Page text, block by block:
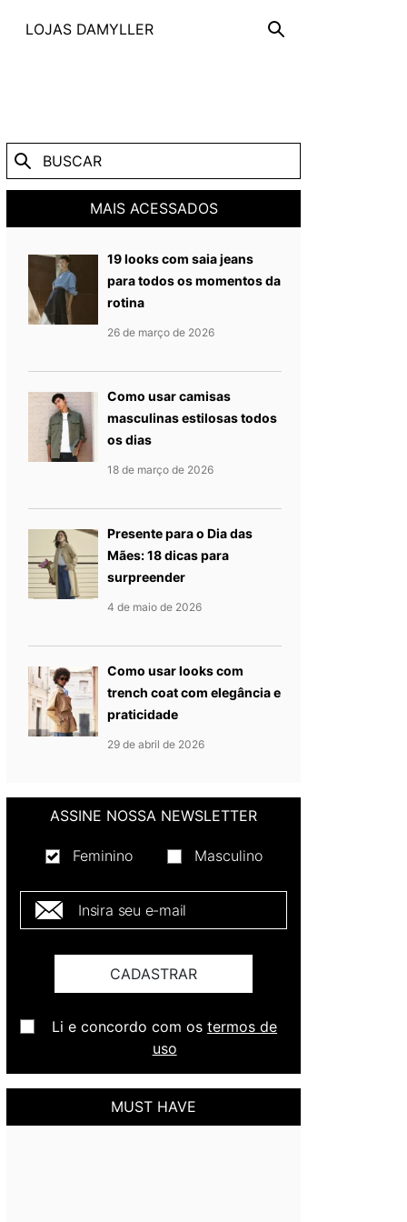
LOJAS DAMYLLER
MAIS ACESSADOS
19 looks com saia jeans
para todos os momentos da
rotina
Publicado em
26 de março de 2026
Como usar camisas
masculinas estilosas todos
os dias
Publicado em
18 de março de 2026
Presente para o Dia das
Mães: 18 dicas para
surpreender
Publicado em
4 de maio de 2026
Como usar looks com
trench coat com elegância e
praticidade
Publicado em
29 de abril de 2026
ASSINE NOSSA NEWSLETTER
Feminino Masculino
E-mail *
CADASTRAR
Li e concordo com ostermos de
uso
MUST HAVE